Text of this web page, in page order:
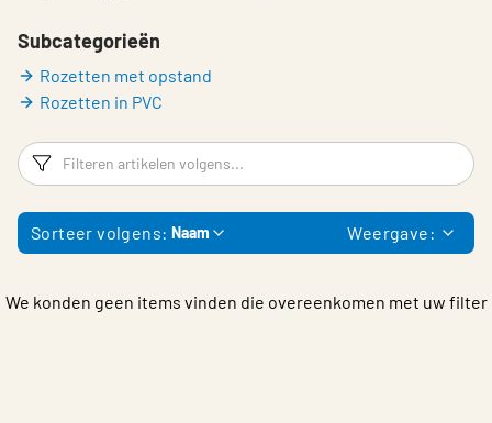
Belgium - Dutch
Subcategorieën
Rozetten met opstand
Rozetten in PVC
Filters
Sorteer volgens: Naam Weergave:
We konden geen items vinden die overeenkomen met uw filter